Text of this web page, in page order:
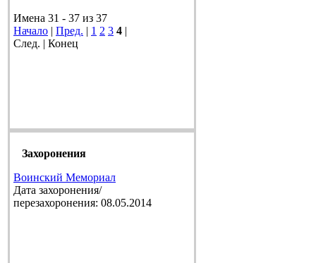
Имена 31 - 37 из 37
Начало | Пред. | 1 2 3 4 |
След. | Конец
Захоронения
Воинский Мемориал
Дата захоронения/
перезахоронения: 08.05.2014